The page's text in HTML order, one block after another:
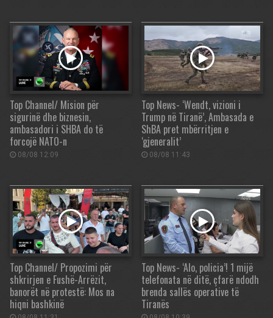
Top Channel/ Mision për
sigurinë dhe biznesin,
ambasadori i SHBA do të
forcojë NATO-n
08/08 12:09
Top News- ‘Wendt, vizioni i
Trump në Tiranë’, Ambasada e
ShBA pret mbërritjen e
‘gjeneralit’
08/08 11:43
Top Channel/ Propozimi për
shkrirjen e Fushë-Arrëzit,
banorët në protestë: Mos na
hiqni bashkinë
Top News- ‘Alo, policia’! 1 mijë
telefonata në ditë, çfarë ndodh
brenda sallës operative të
Tiranës